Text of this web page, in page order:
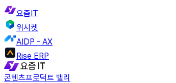
요즘IT
위시켓
AIDP - AX
Rise ERP
콘텐츠프로덕트 밸리